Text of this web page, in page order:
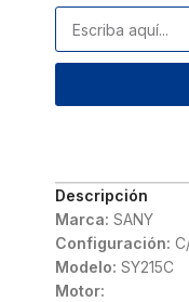
Descripción
Marca: SANY
Configuración:
Modelo: SY215C
Motor: